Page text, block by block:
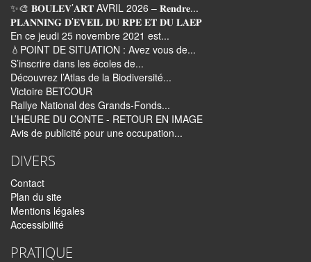
✨🎨 𝐁𝐎𝐔𝐋𝐄𝐕’𝐀𝐑𝐓 AVRIL 2026 – 𝐑𝐞𝐧𝐝𝐫𝐞...
𝐏𝐋𝐀𝐍𝐍𝐈𝐍𝐆 𝐃’𝐄𝐕𝐄𝐈𝐋 𝐃𝐔 𝐑𝐏𝐄 𝐄𝐓 𝐃𝐔 𝐋𝐀𝐄𝐏
En ce jeudi 25 novembre 2021 est...
💧POINT DE SITUATION : Avez vous de...
S’inscrire dans les écoles de...
Découvrez l’Atlas de la Biodiversité...
Victoire BETCOUR
Rallye National des Grands-Fonds...
L’HEURE DU CONTE - RETOUR EN IMAGE
Avis de publicité pour une occupation...
DIVERS
Contact
Plan du site
Mentions légales
Accessibilité
PRATIQUE